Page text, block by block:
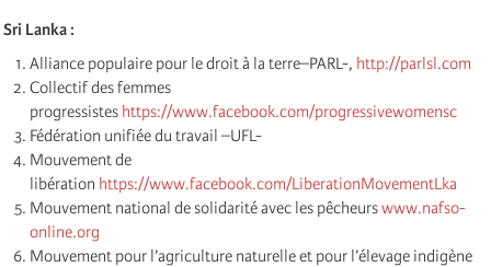
Sri Lanka :
Alliance populaire pour le droit à la terre–PARL-, http://parlsl.com
Collectif des femmes
progressistes https://www.facebook.com/progressivewomensc
Fédération unifiée du travail –UFL-
Mouvement de
libération https://www.facebook.com/LiberationMovementLka
Mouvement national de solidarité avec les pêcheurswww.nafso-
online.org
Mouvement pour l’agriculture naturelle et pour l’élevage indigène